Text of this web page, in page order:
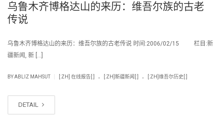
乌鲁木齐博格达山的来历：维吾尔族的古老
传说
乌鲁木齐博格达山的来历：维吾尔族的古老传说 时间:2006/02/15 栏目:新
疆新闻, 新 […]
BYABLIZ MAHSUT [:ZH] 在线报告[:] . [:ZH]新疆新闻[:] . [:ZH]维吾尔历史[:]
DETAIL